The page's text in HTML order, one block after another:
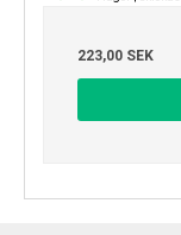
223,00 SEK